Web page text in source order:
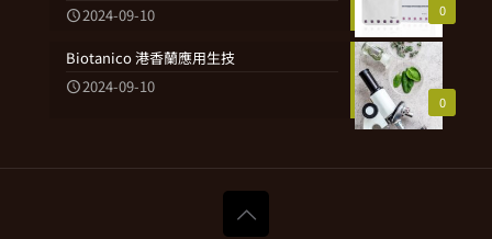
0
2024-09-10
0
Biotanico 港香蘭應用生技
2024-09-10